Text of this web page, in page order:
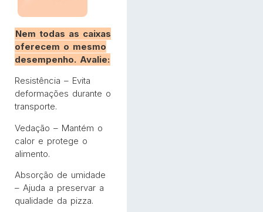
Nem todas as caixas
oferecem o mesmo
desempenho. Avalie:
Resistência – Evita
deformações durante o
transporte.
Vedação – Mantém o
calor e protege o
alimento.
Absorção de umidade
– Ajuda a preservar a
qualidade da pizza.